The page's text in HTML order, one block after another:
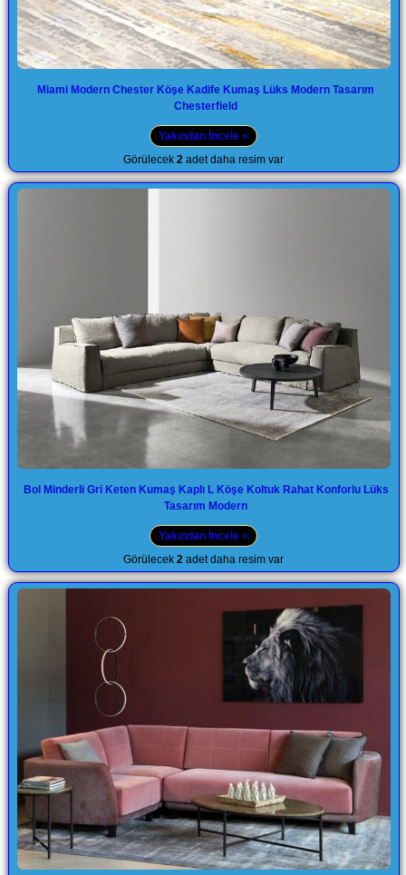
Miami Modern Chester Köşe Kadife Kumaş Lüks Modern Tasarım
Chesterfield
Yakından İncele »
Görülecek2 adet daha resim var
Bol Minderli Gri Keten Kumaş Kaplı L Köşe Koltuk Rahat Konforlu Lüks
Tasarım Modern
Yakından İncele »
Görülecek2 adet daha resim var